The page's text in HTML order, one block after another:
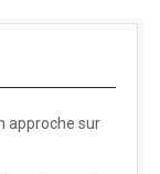
approche sur